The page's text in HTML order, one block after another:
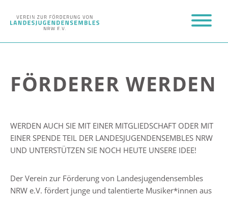
FÖRDERER WERDEN
WERDEN AUCH SIE MIT EINER MITGLIEDSCHAFT ODER MIT
EINER SPENDE TEIL DER LANDESJUGENDENSEMBLES NRW
UND UNTERSTÜTZEN SIE NOCH HEUTE UNSERE IDEE!
Der Verein zur Förderung von Landesjugendensembles
NRW e.V. fördert junge und talentierte Musiker*innen aus